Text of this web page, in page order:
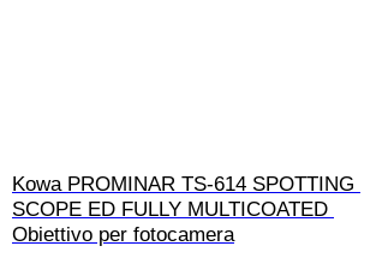
Kowa PROMINAR TS-614 SPOTTING
SCOPE ED FULLY MULTICOATED
Obiettivo per fotocamera